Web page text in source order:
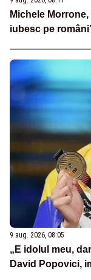
Michele
iubesc pe
9 aug. 2026, 08:05
„E idolul meu,
David Popovici,